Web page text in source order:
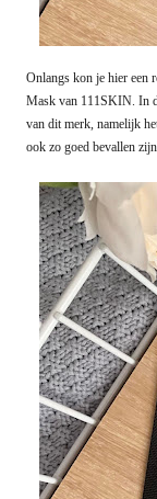
Onlangs kon je hier een
Mask van 111SKIN. In
van dit merk, namelijk
ook zo goed bevallen